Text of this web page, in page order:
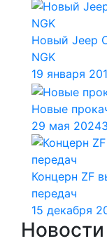
Новый Jeep
NGK
19 января
Новые
29 мая 2024
Концерн ZF
передач
15 декабря